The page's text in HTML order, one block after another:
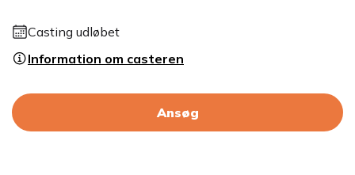
Casting udløbet
Information om casteren
Ansøg